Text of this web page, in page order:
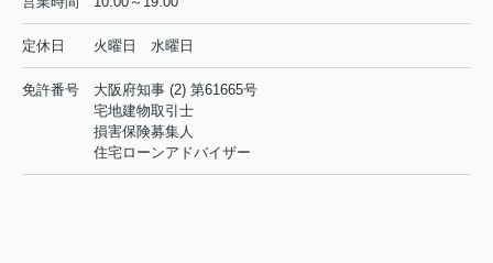
定休日 火曜日 水曜日
免許番号
大阪府知事 (2) 第61665号
宅地建物取引士
損害保険募集人
住宅ローンアドバイザー